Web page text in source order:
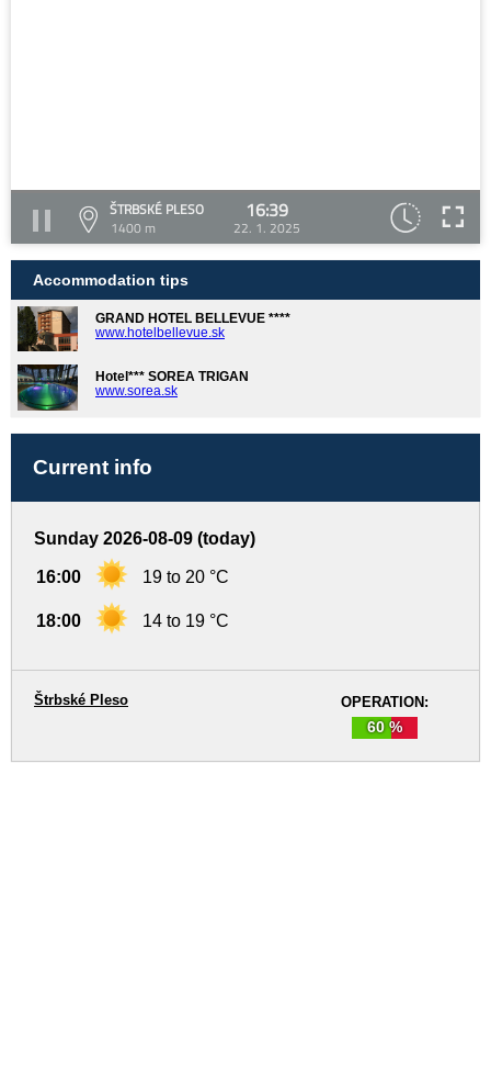
ŠTRBSKÉ PLESO
1400 m
16:39
22. 1. 2025
Accommodation tips
GRAND HOTEL BELLEVUE ****
www.hotelbellevue.sk
Hotel*** SOREA TRIGAN
www.sorea.sk
Current info
Sunday 2026-08-09 (today)
16:00 19 to 20 °C
18:00 14 to 19 °C
OPERATION:
60 %
Štrbské Pleso